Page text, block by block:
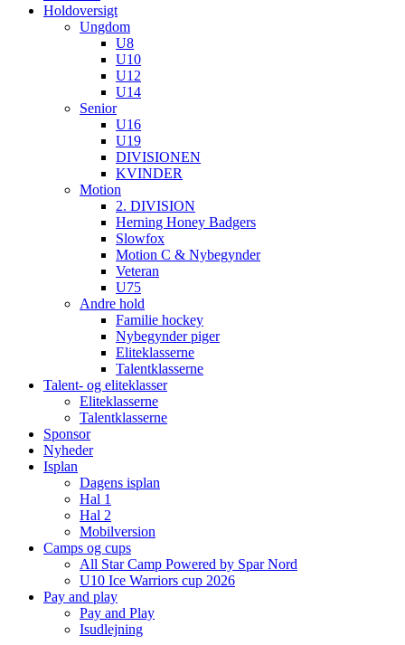
Holdoversigt
Ungdom
U8
U10
U12
U14
Senior
U16
U19
DIVISIONEN
KVINDER
Motion
2. DIVISION
Herning Honey Badgers
Slowfox
Motion C & Nybegynder
Veteran
U75
Andre hold
Familie hockey
Nybegynder piger
Eliteklasserne
Talentklasserne
Talent- og eliteklasser
Eliteklasserne
Talentklasserne
Sponsor
Nyheder
Isplan
Dagens isplan
Hal 1
Hal 2
Mobilversion
Camps og cups
All Star Camp Powered by Spar Nord
U10 Ice Warriors cup 2026
Pay and play
Pay and Play
Isudlejning